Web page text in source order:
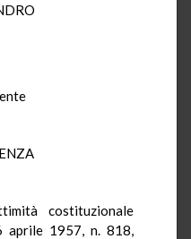
costituzionale
aprile 1957, n. 818,